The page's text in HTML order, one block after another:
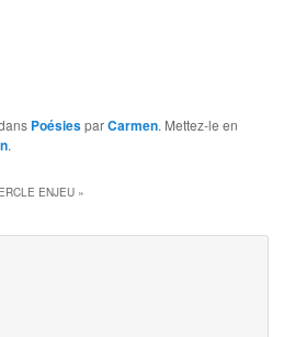
PoésiesparCarmen. Mettez-le en
.
ENJEU »